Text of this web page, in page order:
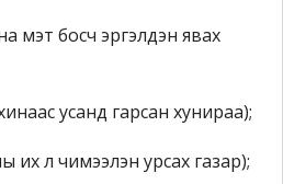
мэт босч эргэлдэн явах
усанд гарсан хунираа);
их л чимээлэн урсах газар);